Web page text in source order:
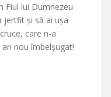
Fiul lui Dumnezeu
jertfit și să ai ușa
care n-a
nou îmbelșugat!